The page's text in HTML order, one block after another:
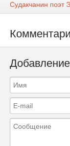
Судакчанин